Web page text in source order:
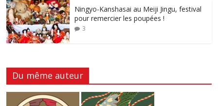
Ningyo-Kanshasai au Meiji Jingu, festival
pour remercier les poupées !
3
Du même auteur